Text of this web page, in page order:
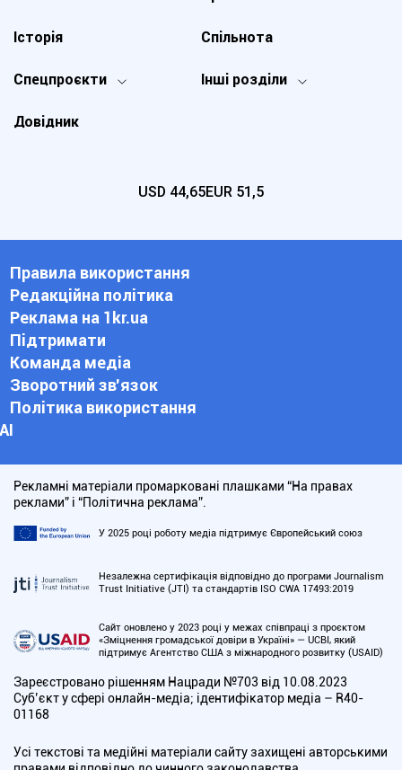
Спецпроєкти Інші розділи
Історія
Довідник
Спільнота
USD 44,65EUR 51,5
Правила використання
Редакційна політика
Реклама на 1kr.ua
Підтримати
Команда медіа
Зворотний зв'язок
Політика використання
АІ
Рекламні матеріали промарковані плашками “На правах
реклами” і “Політична реклама”.
У 2025 році роботу медіа підтримує Європейський союз
Незалежна сертифікація відповідно до програми Journalism
Trust Initiative (JTI) та стандартів ISO CWA 17493:2019
Сайт оновлено у 2023 році у межах співпраці з проєктом
«Зміцнення громадської довіри в Україні» — UCBI, який
підтримує Агентство США з міжнародного розвитку (USAID)
Зареєстровано рішенням Нацради №703 від 10.08.2023
Cуб’єкт у сфері онлайн-медіа; ідентифікатор медіа – R40-
01168
Усі текстові та медійні матеріали сайту захищені авторськими